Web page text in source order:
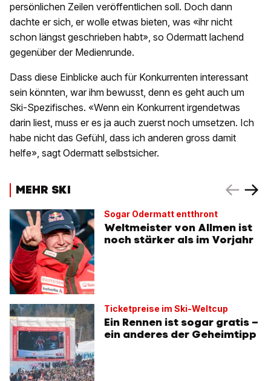
persönlichen Zeilen veröffentlichen soll. Doch dann
dachte er sich, er wolle etwas bieten, was «ihr nicht
schon längst geschrieben habt», so Odermatt lachend
gegenüber der Medienrunde.
Dass diese Einblicke auch für Konkurrenten interessant
sein könnten, war ihm bewusst, denn es geht auch um
Ski-Spezifisches. «Wenn ein Konkurrent irgendetwas
darin liest, muss er es ja auch zuerst noch umsetzen. Ich
habe nicht das Gefühl, dass ich anderen gross damit
helfe», sagt Odermatt selbstsicher.
MEHR SKI
Sogar Odermatt entthront
Weltmeister von Allmen ist
noch stärker als im Vorjahr
Ticketpreise im Ski-Weltcup
Ein Rennen ist sogar gratis –
ein anderes der Geheimtipp